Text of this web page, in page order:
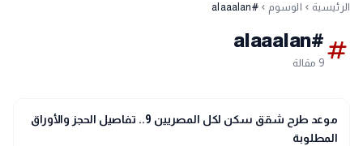
الرئيسية chevron_left الوسوم chevron_left
#alaaalan
tag
#alaaalan
9 مقالة
interests
موعد طرح شقق سكن لكل المصريين 9.. تفاصيل الحجز والأوراق
المطلوبة